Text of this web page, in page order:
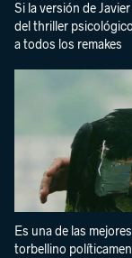
Si la versión de
del thriller
a todos los remakes
Es una de las
torbellino